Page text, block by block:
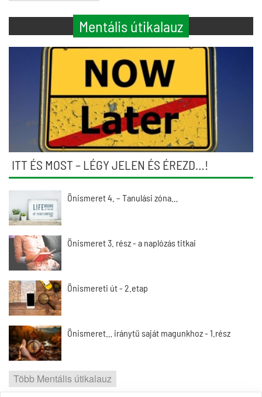
Mentális útikalauz
ITT ÉS MOST – LÉGY JELEN ÉS ÉREZD…!
Önismeret 4. – Tanulási zóna…
Önismeret 3. rész - a naplózás titkai
Önismereti út - 2.etap
Önismeret… iránytű saját magunkhoz - 1.rész
Több Mentális útikalauz